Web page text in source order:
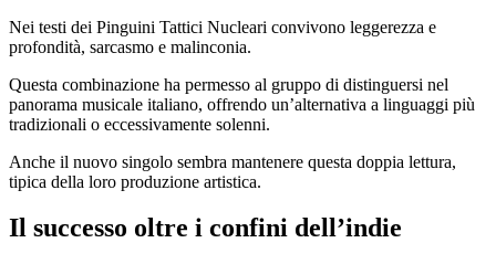
Nei testi dei Pinguini Tattici Nucleari convivono leggerezza e
profondità, sarcasmo e malinconia.
Questa combinazione ha permesso al gruppo di distinguersi nel
panorama musicale italiano, offrendo un’alternativa a linguaggi più
tradizionali o eccessivamente solenni.
Anche il nuovo singolo sembra mantenere questa doppia lettura,
tipica della loro produzione artistica.
Il successo oltre i confini dell’indie